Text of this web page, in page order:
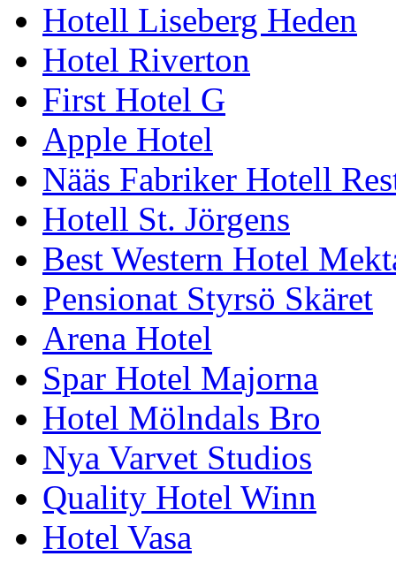
Hotell Liseberg Heden
Hotel Riverton
First Hotel G
Apple Hotel
Nääs Fabriker Hotell
Hotell St. Jörgens
Best Western Hotel
Pensionat Styrsö Skäret
Arena Hotel
Spar Hotel Majorna
Hotel Mölndals Bro
Nya Varvet Studios
Quality Hotel Winn
Hotel Vasa